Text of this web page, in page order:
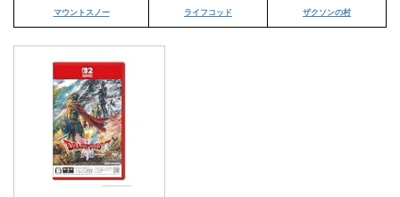
マウントスノー ライフコッド ザクソンの村